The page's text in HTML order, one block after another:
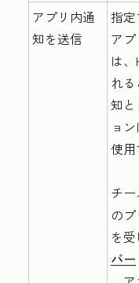
アプリ内通
知を送信
指
ア
は
れ
知
ョ
使用
チ
の
を
バー